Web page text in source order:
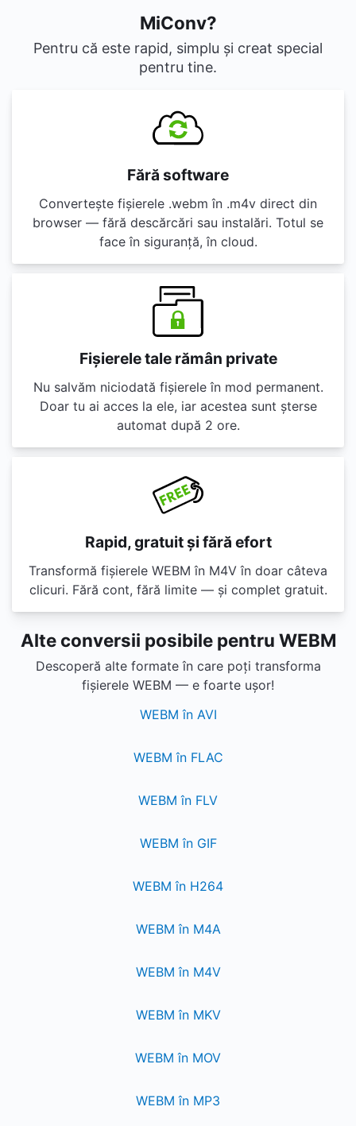
MiConv?
Pentru că este rapid, simplu și creat special
pentru tine.
Fără software
Convertește fișierele .webm în .m4v direct din
browser — fără descărcări sau instalări. Totul se
face în siguranță, în cloud.
Fișierele tale rămân private
Nu salvăm niciodată fișierele în mod permanent.
Doar tu ai acces la ele, iar acestea sunt șterse
automat după 2 ore.
Rapid, gratuit și fără efort
Transformă fișierele WEBM în M4V în doar câteva
clicuri. Fără cont, fără limite — și complet gratuit.
Alte conversii posibile pentru WEBM
Descoperă alte formate în care poți transforma
fișierele WEBM — e foarte ușor!
WEBM în AVI
WEBM în FLAC
WEBM în FLV
WEBM în GIF
WEBM în H264
WEBM în M4A
WEBM în M4V
WEBM în MKV
WEBM în MOV
WEBM în MP3